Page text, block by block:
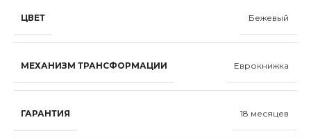
ЦВЕТ Бежевый
МЕХАНИЗМ ТРАНСФОРМАЦИИ Еврокнижка
ГАРАНТИЯ 18 месяцев